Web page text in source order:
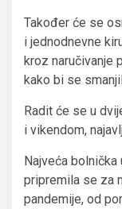
Također će se
i jednodnevne
kroz naručivanje
kako bi se
Radit će se u
i vikendom,
Najveća bolnička
pripremila se za
pandemije, od